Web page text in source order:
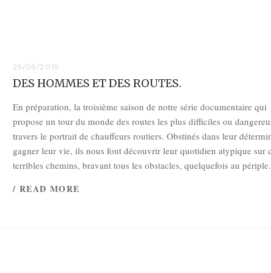
25/09/2019
DES HOMMES ET DES ROUTES.
En préparation, la troisième saison de notre série documentaire qui
propose un tour du monde des routes les plus difficiles ou
travers le portrait de chauffeurs routiers. Obstinés dans leur
gagner leur vie, ils nous font découvrir leur quotidien atypique sur
terribles chemins, bravant tous les obstacles, quelquefois au
/ READ MORE